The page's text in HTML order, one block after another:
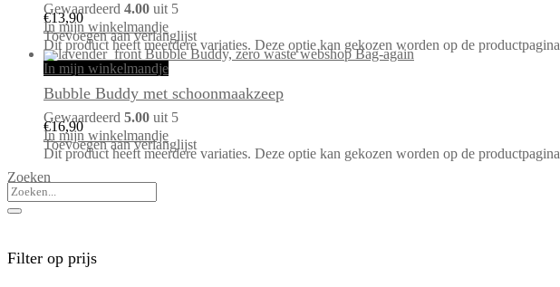
Gewaardeerd 4.00 uit 5
€13,90
In mijn winkelmandje
Toevoegen aan verlanglijst
Dit product heeft meerdere variaties. Deze optie kan gekozen worden op de productpagina
In mijn winkelmandje
Bubble Buddy met schoonmaakzeep
Gewaardeerd 5.00 uit 5
€16,90
In mijn winkelmandje
Toevoegen aan verlanglijst
Dit product heeft meerdere variaties. Deze optie kan gekozen worden op de productpagina
Zoeken
Filter op prijs